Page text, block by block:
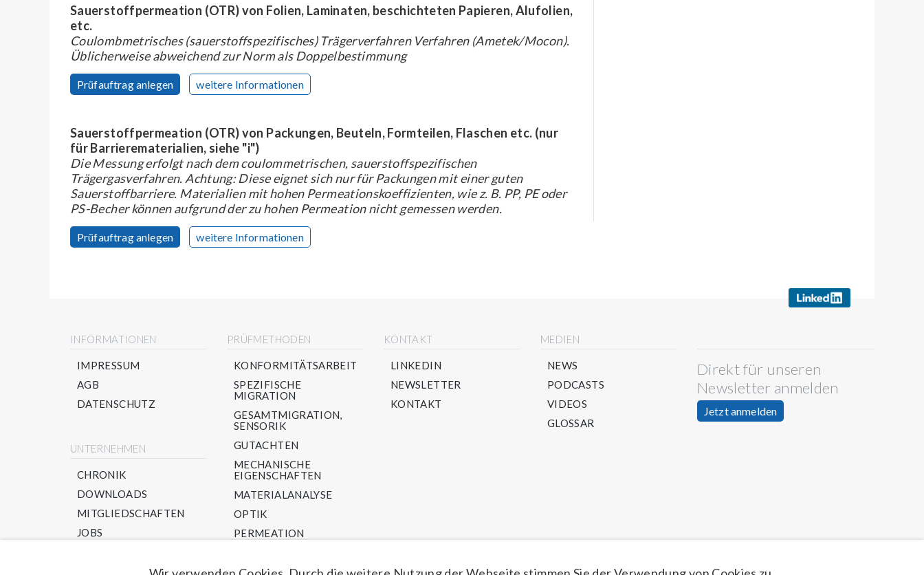
Sauerstoffpermeation (OTR) von Folien, Laminaten, beschichteten Papieren, Alufolien,
etc.
Coulombmetrisches (sauerstoffspezifisches) Trägerverfahren Verfahren (Ametek/Mocon).
Üblicherweise abweichend zur Norm als Doppelbestimmung
Prüfauftrag anlegen weitere Informationen
Sauerstoffpermeation (OTR) von Packungen, Beuteln, Formteilen, Flaschen etc. (nur
für Barrierematerialien, siehe "i")
Die Messung erfolgt nach dem coulommetrischen, sauerstoffspezifischen
Trägergasverfahren. Achtung: Diese eignet sich nur für Packungen mit einer guten
Sauerstoffbarriere. Materialien mit hohen Permeationskoeffizienten, wie z. B. PP, PE oder
PS-Becher können aufgrund der zu hohen Permeation nicht gemessen werden.
Prüfauftrag anlegen weitere Informationen
INFORMATIONEN
IMPRESSUM
AGB
DATENSCHUTZ
UNTERNEHMEN
CHRONIK
DOWNLOADS
MITGLIEDSCHAFTEN
JOBS
PRÜFMETHODEN
KONFORMITÄTSARBEIT
SPEZIFISCHE
MIGRATION
GESAMTMIGRATION,
SENSORIK
GUTACHTEN
MECHANISCHE
EIGENSCHAFTEN
MATERIALANALYSE
OPTIK
PERMEATION
KONTAKT
LINKEDIN
NEWSLETTER
KONTAKT
MEDIEN
NEWS
PODCASTS
VIDEOS
GLOSSAR
Direkt für unseren
Newsletter anmelden
Jetzt anmelden